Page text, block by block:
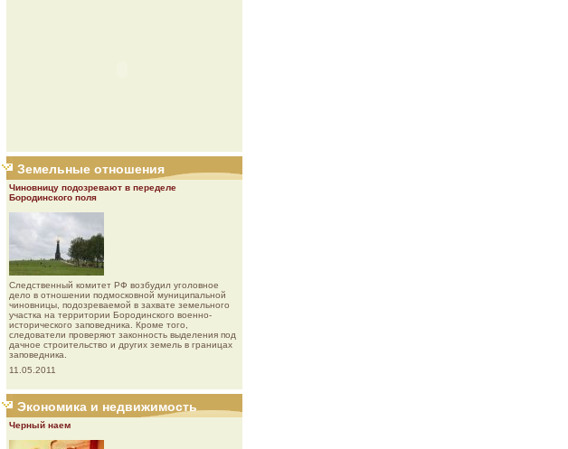
Земельные отношения
Чиновницу подозревают в переделе
Бородинского поля
Следственный комитет РФ возбудил уголовное
дело в отношении подмосковной муниципальной
чиновницы, подозреваемой в захвате земельного
участка на территории Бородинского военно-
исторического заповедника. Кроме того,
следователи проверяют законность выделения под
дачное строительство и других земель в границах
заповедника.
11.05.2011
Экономика и недвижимость
Черный наем